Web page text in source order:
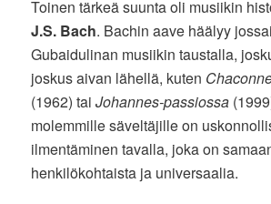
Toinen tärkeä suunta oli musiikin
J.S. Bach. Bachin aave häälyy
Gubaidulinan musiikin taustalla,
joskus aivan lähellä, kuten
(1962) taiJohannes-passiossa
molemmille säveltäjille on
ilmentäminen tavalla, joka on
henkilökohtaista ja universaalia.